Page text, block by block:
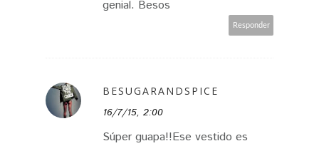
genial. Besos
Responder
BESUGARANDSPICE
16/7/15, 2:00
Súper guapa!!Ese vestido es